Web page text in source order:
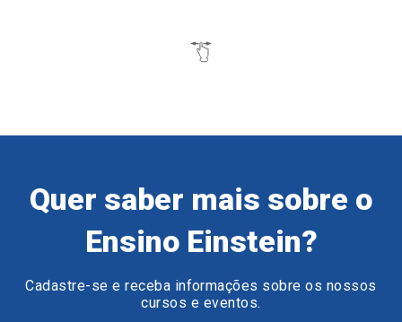
Quer saber mais sobre o
Ensino Einstein?
Cadastre-se e receba informações sobre os nossos
cursos e eventos.